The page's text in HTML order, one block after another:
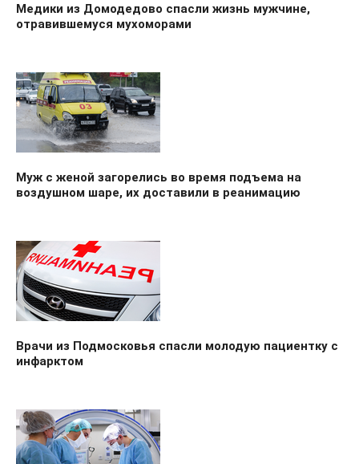
Медики из Домодедово спасли жизнь мужчине,
отравившемуся мухоморами
Муж с женой загорелись во время подъема на
воздушном шаре, их доставили в реанимацию
Врачи из Подмосковья спасли молодую пациентку с
инфарктом